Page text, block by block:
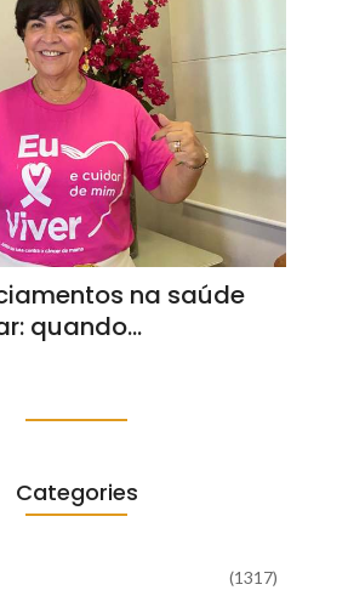
na saúde
quando…
Categories
(1317)